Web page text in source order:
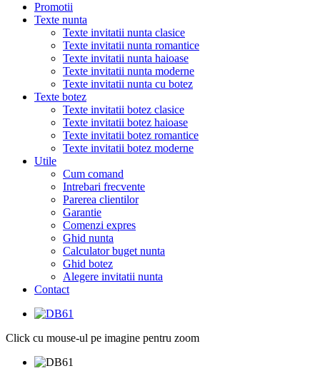
Promotii
Texte nunta
Texte invitatii nunta clasice
Texte invitatii nunta romantice
Texte invitatii nunta haioase
Texte invitatii nunta moderne
Texte invitatii nunta cu botez
Texte botez
Texte invitatii botez clasice
Texte invitatii botez haioase
Texte invitatii botez romantice
Texte invitatii botez moderne
Utile
Cum comand
Intrebari frecvente
Parerea clientilor
Garantie
Comenzi expres
Ghid nunta
Calculator buget nunta
Ghid botez
Alegere invitatii nunta
Contact
Click cu mouse-ul pe imagine pentru zoom